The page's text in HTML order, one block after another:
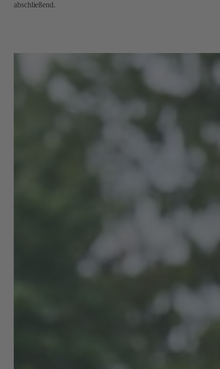
abschließend.